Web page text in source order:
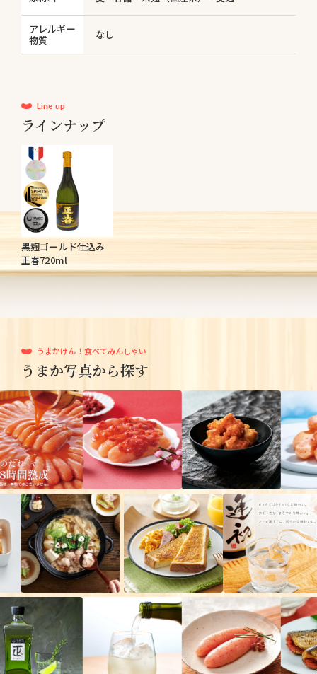
アレルギー
物質
なし
Line up
ラインナップ
黒麹ゴールド仕込み
正春720ml
うまかけん！食べてみんしゃい
うまか写真から探す